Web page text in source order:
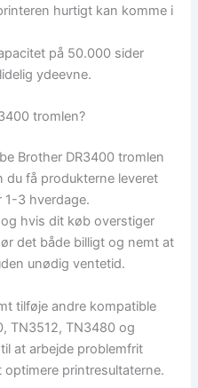
hurtigt kan komme i
på 50.000 sider
ydeevne.
tromlen?
Brother DR3400 tromlen
du få produkterne leveret
1-3 hverdage.
hvis dit køb overstiger
det både billigt og nemt at
unødig ventetid.
tilføje andre kompatible
TN3512, TN3480 og
at arbejde problemfrit
printresultaterne.